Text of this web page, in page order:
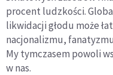
procent ludzkości.
likwidacji głodu może
nacjonalizmu,
My tymczasem powoli
w nas.